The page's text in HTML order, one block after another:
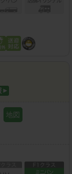
地図